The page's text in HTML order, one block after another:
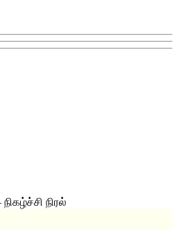
நிரல்